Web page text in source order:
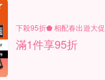
下殺95折⬟ 相配春出遊大促
滿1件享95折